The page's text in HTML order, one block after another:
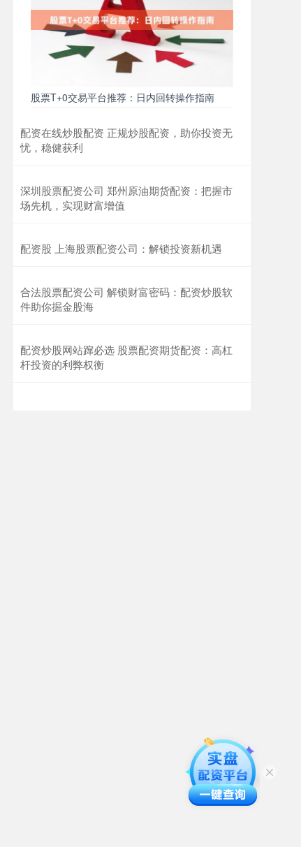
股票T+0交易平台推荐：日内回转操作指南
配资在线炒股配资 正规炒股配资，助你投资无
忧，稳健获利
深圳股票配资公司 郑州原油期货配资：把握市
场先机，实现财富增值
配资股 上海股票配资公司：解锁投资新机遇
合法股票配资公司 解锁财富密码：配资炒股软
件助你掘金股海
配资炒股网站蹿必选 股票配资期货配资：高杠
杆投资的利弊权衡